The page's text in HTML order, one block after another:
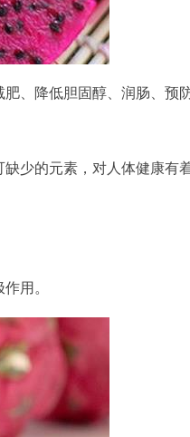
、降低胆固醇、润肠、预
少的元素，对人体健康有
用。